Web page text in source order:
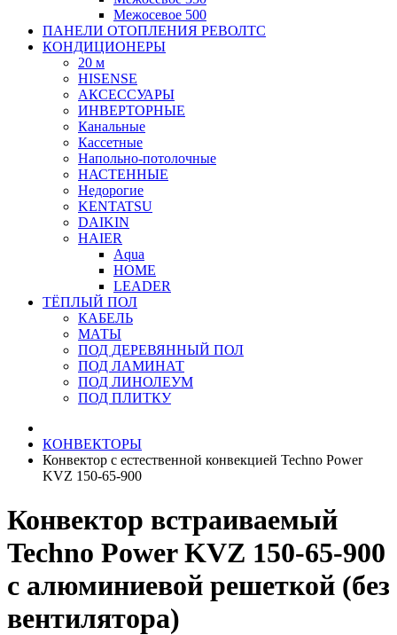
Межосевое 500
ПАНЕЛИ ОТОПЛЕНИЯ РЕВОЛТС
КОНДИЦИОНЕРЫ
20 м
HISENSE
АКСЕССУАРЫ
ИНВЕРТОРНЫЕ
Канальные
Кассетные
Напольно-потолочные
НАСТЕННЫЕ
Недорогие
KENTATSU
DAIKIN
HAIER
Aqua
HOME
LEADER
ТЁПЛЫЙ ПОЛ
КАБЕЛЬ
МАТЫ
ПОД ДЕРЕВЯННЫЙ ПОЛ
ПОД ЛАМИНАТ
ПОД ЛИНОЛЕУМ
ПОД ПЛИТКУ
КОНВЕКТОРЫ
Конвектор с естественной конвекцией Techno Power
KVZ 150-65-900
Конвектор встраиваемый
Techno Power KVZ 150-65-900
с алюминиевой решеткой (без
вентилятора)